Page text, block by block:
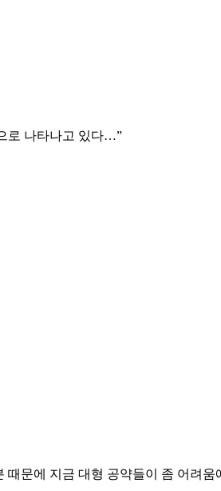
로 나타나고 있다…”
문에 지금 대형 공약들이 좀 어려움